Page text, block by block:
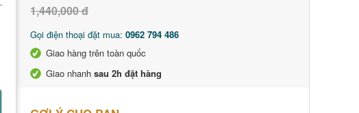
1,440,000 đ
Gọi điện thoại đặt mua: 0962 794 486
Giao hàng trên toàn quốc
Giao nhanh sau 2h đặt hàng